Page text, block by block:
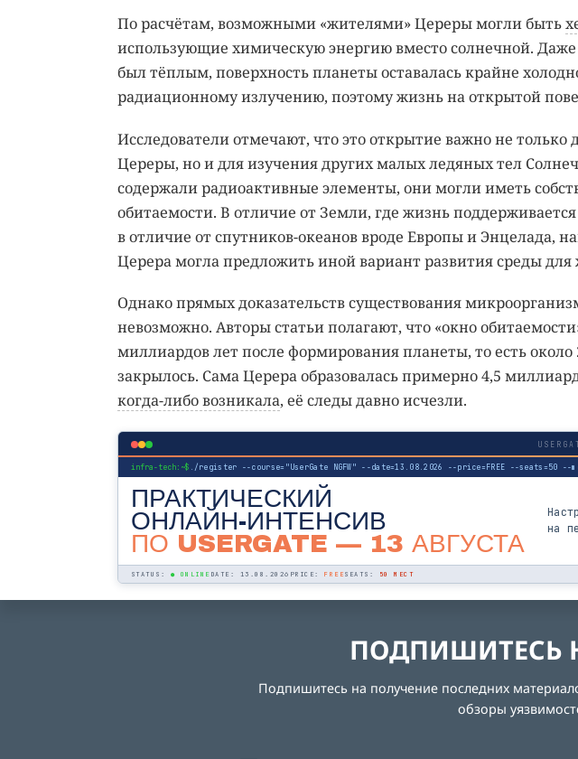
По расчётам, возможными «жителями» Цереры могли быть
использующие химическую энергию вместо солнечной.
был тёплым, поверхность планеты оставалась крайне
радиационному излучению, поэтому жизнь на открытой
Исследователи отмечают, что это открытие важно не
Цереры, но и для изучения других малых ледяных тел
содержали радиоактивные элементы, они могли иметь
обитаемости. В отличие от Земли, где жизнь
в отличие от спутников-океанов вроде Европы и Энцелада,
Церера могла предложить иной вариант развития среды
Однако прямых доказательств существования
невозможно. Авторы статьи полагают, что «окно
миллиардов лет после формирования планеты, то есть
закрылось. Сама Церера образовалась примерно 4,5
когда-либо возникала, её следы давно исчезли.
infra-tech:~$ ./register --course="UserGate NGFW" --date=13.08.2026 --price=FREE --seats=50 --
ПРАКТИЧЕСКИЙ
ОНЛАЙН-ИНТЕНСИВ
ПО USERGATE — 13 АВГУСТА
на
STATUS: ● ONLINE DATE: 13.08.2026 PRICE: FREE SEATS: 50 МЕСТ
ПОДПИШИТЕСЬ
Подпишитесь на получение последних
обзоры